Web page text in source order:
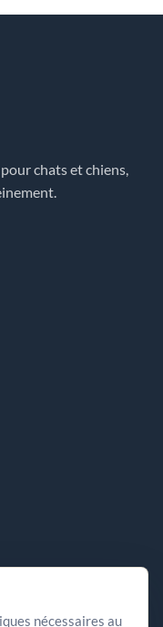
chats et chiens,
nécessaires au